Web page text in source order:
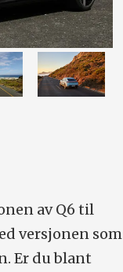
av Q6 til
versjonen som
Er du blant